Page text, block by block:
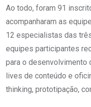
Ao todo, foram 91
acompanharam as
12 especialistas das
equipes participantes
para o desenvolvimento
lives de conteúdo e
thinking, prototipação,